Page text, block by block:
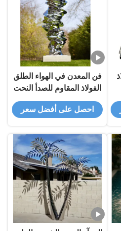
فن المعدن في الهواء الطلق
الفولاذ المقاوم للصدأ النحت
المجرد الحديث
احصل على أفضل سعر